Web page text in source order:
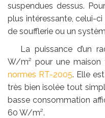
suspendues dessus.
plus intéressante, celui-
de soufflerie ou un
La puissance d’un
W/m² pour une
normes RT-2005. Elle
très bien isolée tout
basse consommation
60 W/m².